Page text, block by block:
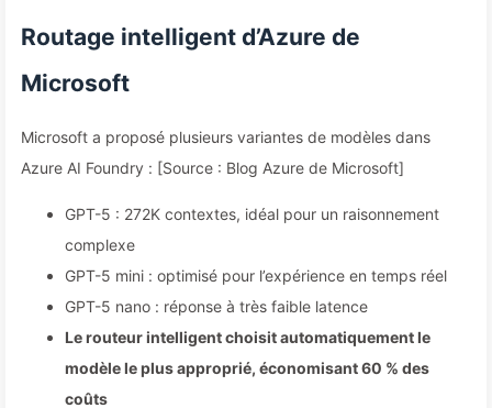
Routage intelligent d’Azure de
Microsoft
Microsoft a proposé plusieurs variantes de modèles dans
Azure AI Foundry : [Source : Blog Azure de Microsoft]
GPT-5 : 272K contextes, idéal pour un raisonnement
complexe
GPT-5 mini : optimisé pour l’expérience en temps réel
GPT-5 nano : réponse à très faible latence
Le routeur intelligent choisit automatiquement le
modèle le plus approprié, économisant 60 % des
coûts